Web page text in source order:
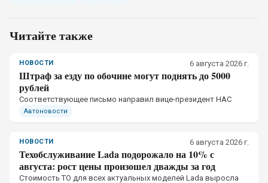
Читайте также
НОВОСТИ 6 августа 2026 г.
Штраф за езду по обочине могут поднять до 5000
рублей
Соответствующее письмо направил вице-президент НАС
Автоновости
НОВОСТИ 6 августа 2026 г.
Техобслуживание Lada подорожало на 10% с
августа: рост цены произошел дважды за год
Стоимость ТО для всех актуальных моделей Lada выросла